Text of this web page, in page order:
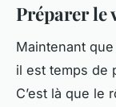
Préparer le
Maintenant
il est temps de
C’est là que le